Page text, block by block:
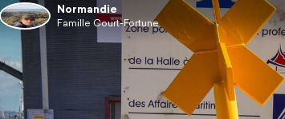
Normandie
Famille Court-Fortune